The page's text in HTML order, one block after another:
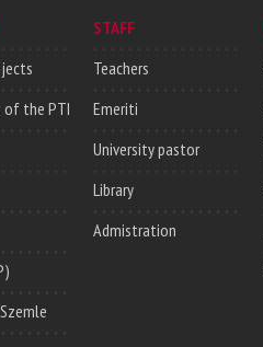
of the PTI
STAFF
Teachers
Emeriti
University pastor
Library
Admistration